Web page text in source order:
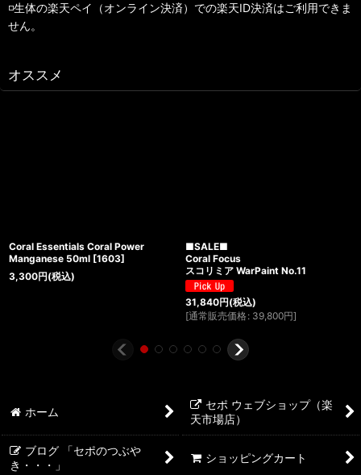
◽️生体の楽天ペイ（オンライン決済）での楽天ID決済はご利用できま
せん。
オススメ
Coral Essentials Coral Power
Manganese 50ml [1603]
3,300円(税込)
■SALE■
Coral Focus
スコリミア WarPaint No.11
31,840円(税込)
[通常販売価格 : 39,800円]
ホーム
セポ ウェブショップ（楽
天市場店）
ブログ 「セポのつぶや
き・・・」
ショッピングカート